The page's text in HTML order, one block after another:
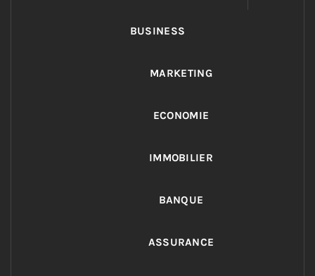
BUSINESS
MARKETING
ECONOMIE
IMMOBILIER
BANQUE
ASSURANCE